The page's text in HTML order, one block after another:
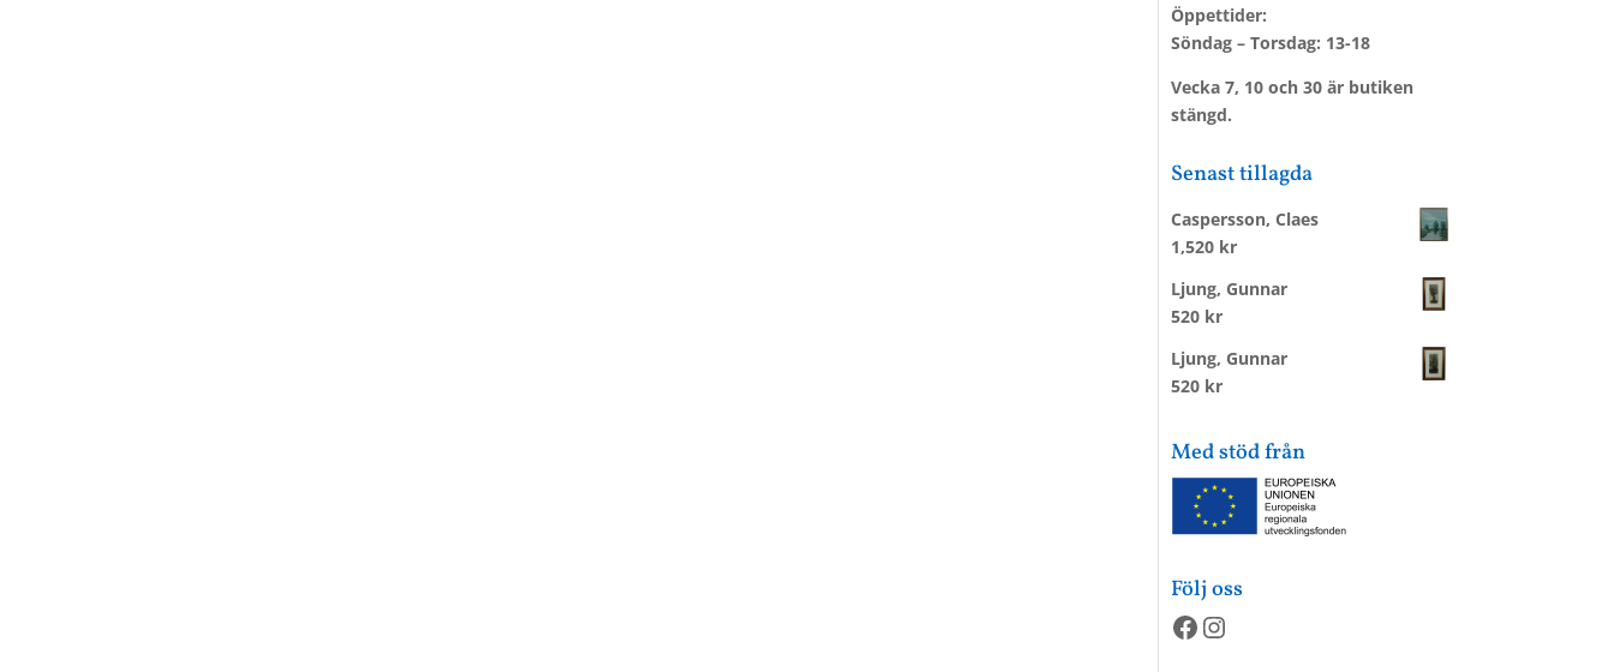
Öppettider:
Söndag – Torsdag: 13-18
Vecka 7, 10 och 30 är butiken
stängd.
Senast tillagda
Caspersson, Claes
1,520 kr
Ljung, Gunnar
520 kr
Ljung, Gunnar
520 kr
Med stöd från
Följ oss
Facebook
Instagram